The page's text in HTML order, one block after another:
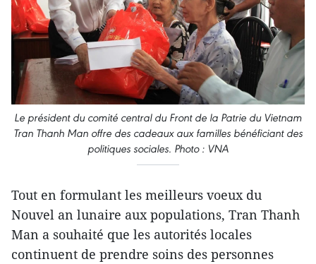
Le président du comité central du Front de la Patrie du Vietnam
Tran Thanh Man offre des cadeaux aux familles bénéficiant des
politiques sociales. Photo : VNA
Tout en formulant les meilleurs voeux du
Nouvel an lunaire aux populations, Tran Thanh
Man a souhaité que les autorités locales
continuent de prendre soins des personnes